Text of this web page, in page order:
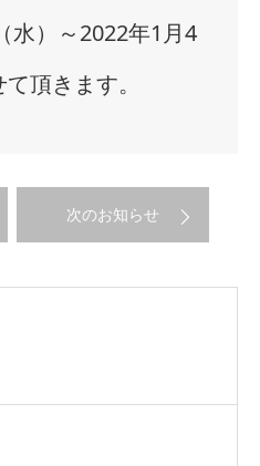
水）～2022年1月4
頂きます。
次のお知らせ